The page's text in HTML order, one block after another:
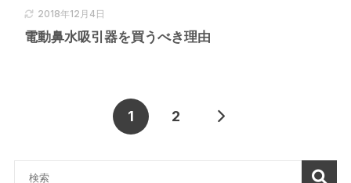
2018年12月4日
電動鼻水吸引器を買うべき理由
1 2